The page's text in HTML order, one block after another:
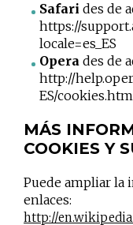
Safari des de
https://
locale=es_ES
Opera des de
http://
ES/
MÁS
COOKIES Y
Puede ampliar la
enlaces:
http://